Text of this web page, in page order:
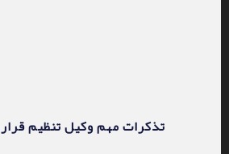
تذکرات مهم وکیل تنظیم